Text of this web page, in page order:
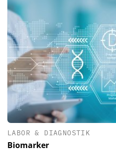
LABOR & DIAGNOSTIK
Biomarker